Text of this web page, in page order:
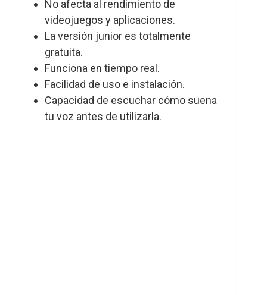
No afecta al rendimiento de
videojuegos y aplicaciones.
La versión junior es totalmente
gratuita.
Funciona en tiempo real.
Facilidad de uso e instalación.
Capacidad de escuchar cómo suena
tu voz antes de utilizarla.